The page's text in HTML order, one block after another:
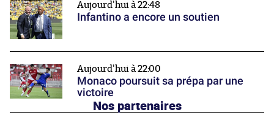
Aujourd'hui à 22:48
Infantino a encore un soutien
Aujourd'hui à 22:00
Monaco poursuit sa prépa par une
victoire
Nos partenaires